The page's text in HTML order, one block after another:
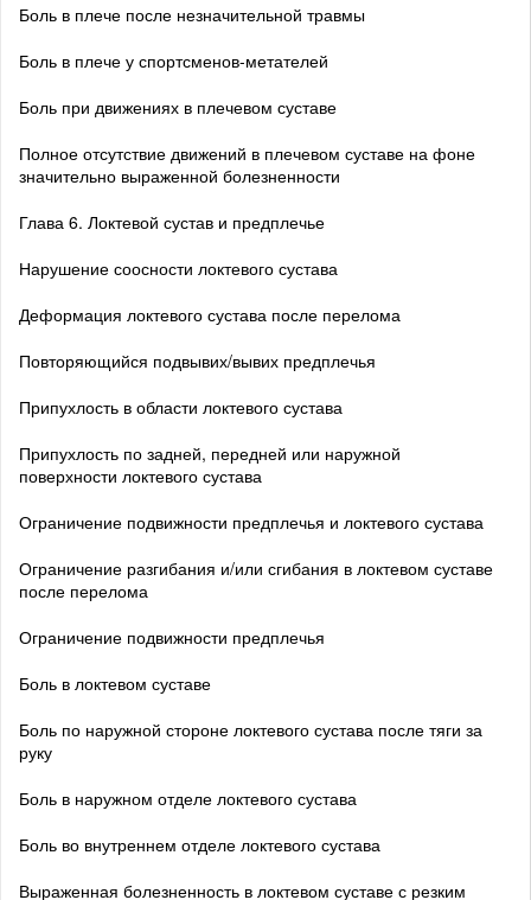
Боль в плече после незначительной травмы
Боль в плече у спортсменов-метателей
Боль при движениях в плечевом суставе
Полное отсутствие движений в плечевом суставе на фоне
значительно выраженной болезненности
Глава 6. Локтевой сустав и предплечье
Нарушение соосности локтевого сустава
Деформация локтевого сустава после перелома
Повторяющийся подвывих/вывих предплечья
Припухлость в области локтевого сустава
Припухлость по задней, передней или наружной
поверхности локтевого сустава
Ограничение подвижности предплечья и локтевого сустава
Ограничение разгибания и/или сгибания в локтевом суставе
после перелома
Ограничение подвижности предплечья
Боль в локтевом суставе
Боль по наружной стороне локтевого сустава после тяги за
руку
Боль в наружном отделе локтевого сустава
Боль во внутреннем отделе локтевого сустава
Выраженная болезненность в локтевом суставе с резким